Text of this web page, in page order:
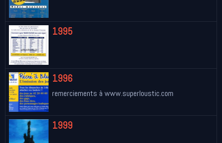
1995
1996
remerciements à www.superloustic.com
1999